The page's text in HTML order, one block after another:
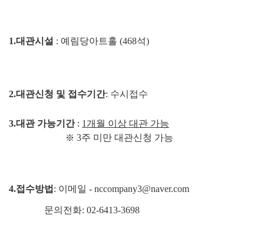
1.대관시설 : 예림당아트홀 (468석)
2.대관신청 및 접수기간: 수시접수
3.대관 가능기간: 1 개월 이상 대관 가능
※ 3주 미만 대관신청 가능
4.접수방법 : 이메일 - nccompany3@naver.com
문의전화: 02-6413-3698